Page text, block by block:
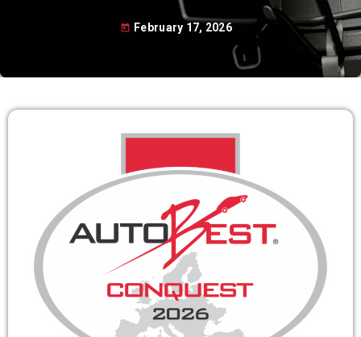
09:00 - 11:00
17:00 - 18:00
REMIX & REWIND DJ SET
18:00 - 19:00
today February 17, 2026